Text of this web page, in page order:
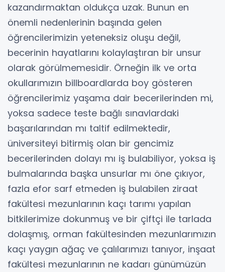
kazandırmaktan oldukça uzak. Bunun en
önemli nedenlerinin başında gelen
öğrencilerimizin yeteneksiz oluşu değil,
becerinin hayatlarını kolaylaştıran bir unsur
olarak görülmemesidir. Örneğin ilk ve orta
okullarımızın billboardlarda boy gösteren
öğrencilerimiz yaşama dair becerilerinden mi,
yoksa sadece teste bağlı sınavlardaki
başarılarından mı taltif edilmektedir,
üniversiteyi bitirmiş olan bir gencimiz
becerilerinden dolayı mı iş bulabiliyor, yoksa iş
bulmalarında başka unsurlar mı öne çıkıyor,
fazla efor sarf etmeden iş bulabilen ziraat
fakültesi mezunlarının kaçı tarımı yapılan
bitkilerimize dokunmuş ve bir çiftçi ile tarlada
dolaşmış, orman fakültesinden mezunlarımızın
kaçı yaygın ağaç ve çalılarımızı tanıyor, inşaat
fakültesi mezunlarının ne kadarı günümüzün